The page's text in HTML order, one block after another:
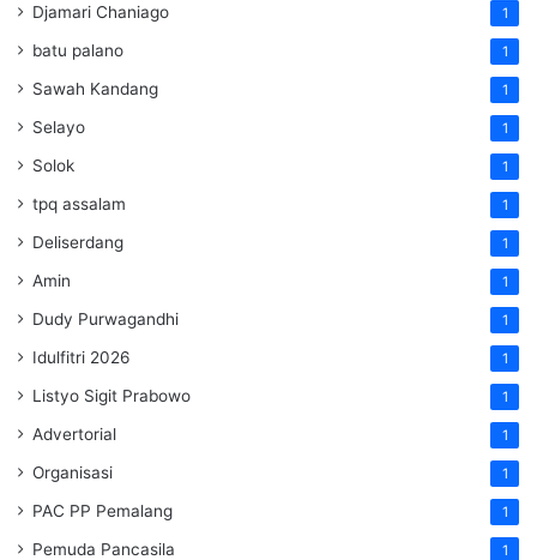
Djamari Chaniago 1
batu palano 1
Sawah Kandang 1
Selayo 1
Solok 1
tpq assalam 1
Deliserdang 1
Amin 1
Dudy Purwagandhi 1
Idulfitri 2026 1
Listyo Sigit Prabowo 1
Advertorial 1
Organisasi 1
PAC PP Pemalang 1
Pemuda Pancasila 1